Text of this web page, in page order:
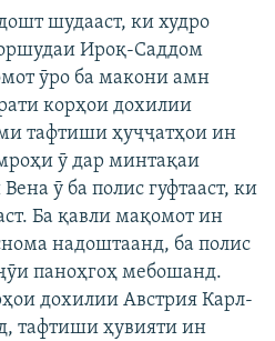
RL
шудааст, ки худро
Ироқ-Саддом
ӯро ба макони амн
корҳои дохилии
тафтиши ҳуҷҷатҳои ин
ӯ дар минтақаи
ӯ ба полис гуфтааст, ки
Ба қавли мақомот ин
надоштаанд, ба полис
паноҳгоҳ мебошанд.
дохилии Австрия Карл-
тафтиши ҳувияти ин